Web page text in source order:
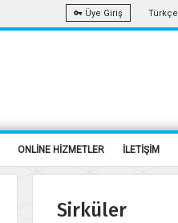
Üye Giriş Türkçe
ONLİNE HİZMETLER İLETİŞİM
Sirküler